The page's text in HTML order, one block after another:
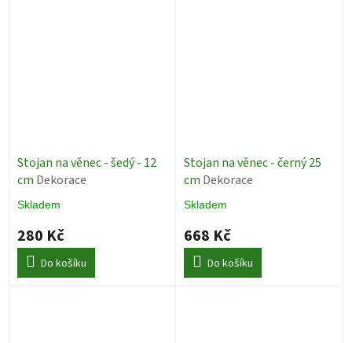
Stojan na věnec - šedý - 12
cm Dekorace
Skladem
280 Kč
Do košíku
Stojan na věnec - černý 25
cm Dekorace
Skladem
668 Kč
Do košíku